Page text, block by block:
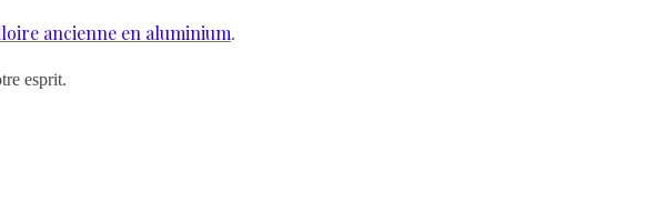
ancienne en aluminium.
esprit.